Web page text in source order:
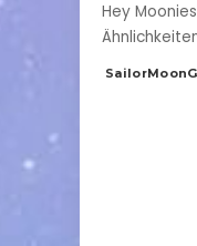
Hey
Posted